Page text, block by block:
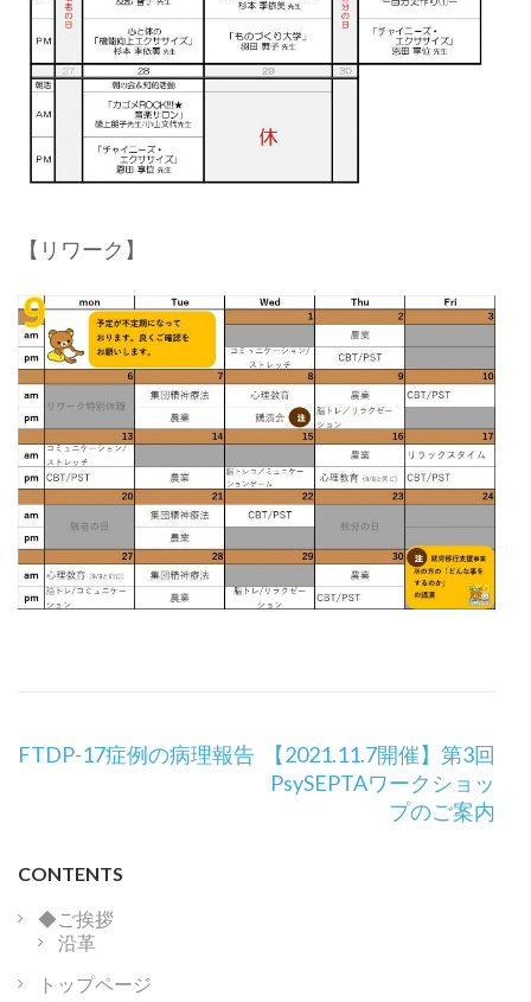
【リワーク】
投
ゲ
シ
ョ
ン
FTDP-17症例の病理報告
【2021.11.7開催】第3回
PsySEPTAワークショッ
プのご案内
CONTENTS
◆ご挨拶
沿革
トップページ